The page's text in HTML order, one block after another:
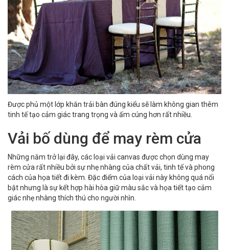
Được phủ một lớp khăn trải bàn đúng kiểu sẽ làm không gian thêm
tinh tế tạo cảm giác trang trọng và ấm cúng hơn rất nhiều.
Vải bố dùng để may rèm cửa
Những năm trở lại đây, các loại vải canvas được chọn dùng may
rèm cửa rất nhiều bởi sự nhẹ nhàng của chất vải, tinh tế và phong
cách của họa tiết đi kèm. Đặc điểm của loại vải này không quá nổi
bật nhưng là sự kết hợp hài hòa giữ màu sắc và họa tiết tạo cảm
giác nhẹ nhàng thích thú cho người nhìn.